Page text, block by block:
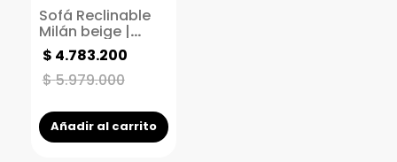
Sofá Reclinable
Milán beige |
Sillón Reclinable 2
puestos |
Reclinable
$5.979.000
$ 4.783.200
Añadir al carrito